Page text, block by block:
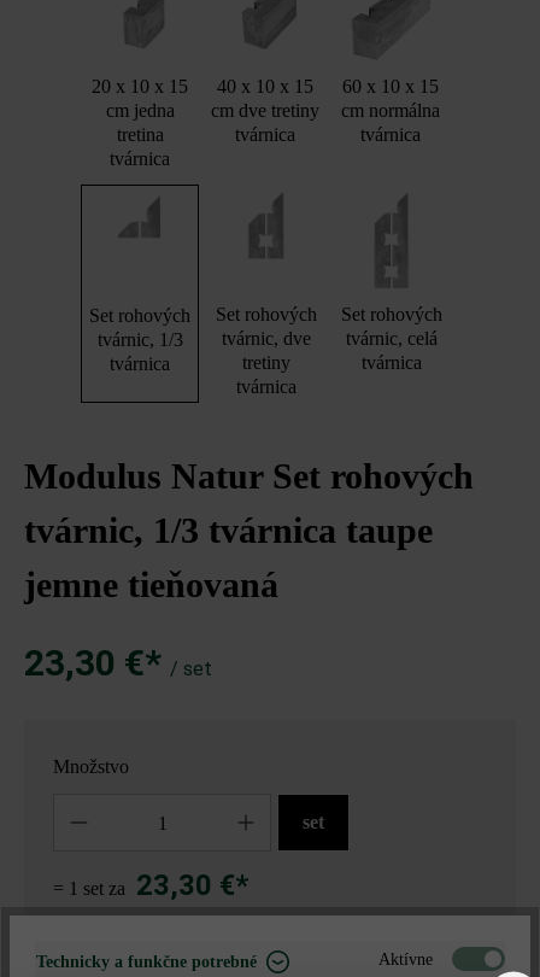
20 x 10 x 15
cm jedna
tretina
tvárnica
40 x 10 x 15
cm dve tretiny
tvárnica
60 x 10 x 15
cm normálna
tvárnica
Set rohových
tvárnic, 1/3
tvárnica
Set rohových
tvárnic, dve
tretiny
tvárnica
Set rohových
tvárnic, celá
tvárnica
Modulus Natur Set rohových
tvárnic, 1/3 tvárnica taupe
jemne tieňovaná
23,30 €* / set
Množstvo
set
= 1 set za 23,30 €*
Technicky a funkčne potrebné Aktívne